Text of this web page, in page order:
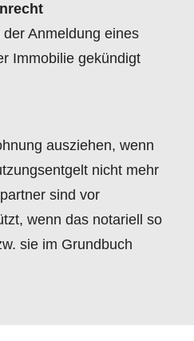
Anmeldung eines
Immobilie gekündigt
ausziehen, wenn
nicht mehr
sind vor
wenn das notariell so
sie im Grundbuch